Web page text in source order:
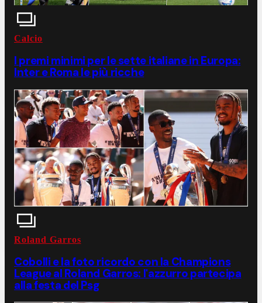
Calcio
I premi minimi per le sette italiane in Europa:
Inter e Roma le più ricche
Roland Garros
Cobolli e la foto ricordo con la Champions
League al Roland Garros: l'azzurro partecipa
alla festa del Psg